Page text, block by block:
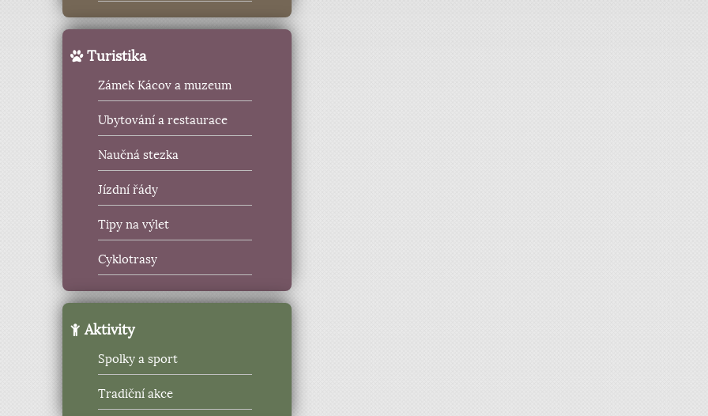
Turistika
Zámek Kácov a muzeum
Ubytování a restaurace
Naučná stezka
Jízdní řády
Tipy na výlet
Cyklotrasy
Aktivity
Spolky a sport
Tradiční akce